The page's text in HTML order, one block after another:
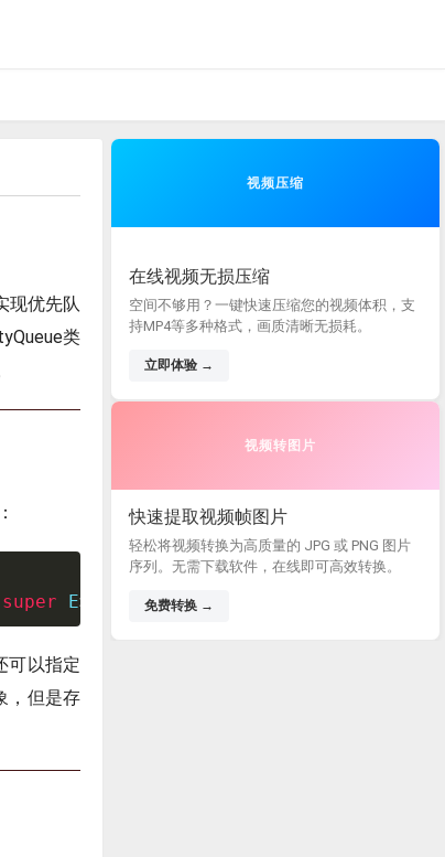
现优先队
类
super E> comparator
可以指定
，但是存
视频压缩
在线视频无损压缩
空间不够用？一键快速压缩您的视频体积，支
持MP4等多种格式，画质清晰无损耗。
立即体验 →
视频转图片
快速提取视频帧图片
轻松将视频转换为高质量的 JPG 或 PNG 图片
序列。无需下载软件，在线即可高效转换。
免费转换 →